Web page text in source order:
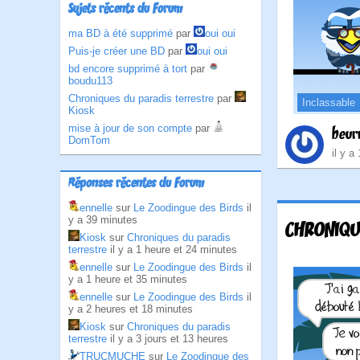
Sujets récents du Forum
ma BD à été supprimé par
oui oui
Puis-je créer une BD par
oui oui
bd encore supprimé à tort par
boudu113
Chroniques du paradis terrestre par
Kiosk
mise à jour de son compte par
DomTom
Réponses récentes du Forum
ennelle sur Le Zoodingue des Birds il
y a 39 minutes
Kiosk sur Chroniques du paradis
terrestre il y a 1 heure et 24 minutes
ennelle sur Le Zoodingue des Birds il
y a 1 heure et 35 minutes
ennelle sur Le Zoodingue des Birds il
y a 2 heures et 18 minutes
Kiosk sur Chroniques du paradis
terrestre il y a 3 jours et 13 heures
TRUCMUCHE sur Le Zoodingue des
Inclassable
il y a